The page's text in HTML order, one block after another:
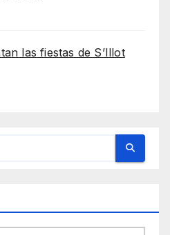
las fiestas de S’Illot